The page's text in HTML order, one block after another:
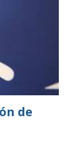
de las
LISTA
previstos
de abril, de
y otras
de